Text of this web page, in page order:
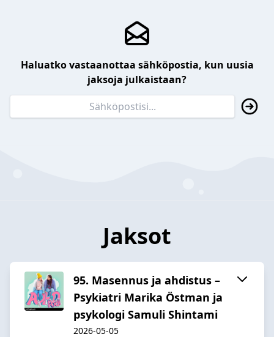
Haluatko vastaanottaa sähköpostia, kun uusia
jaksoja julkaistaan?
Jaksot
95. Masennus ja ahdistus –
Psykiatri Marika Östman ja
psykologi Samuli Shintami
2026-05-05